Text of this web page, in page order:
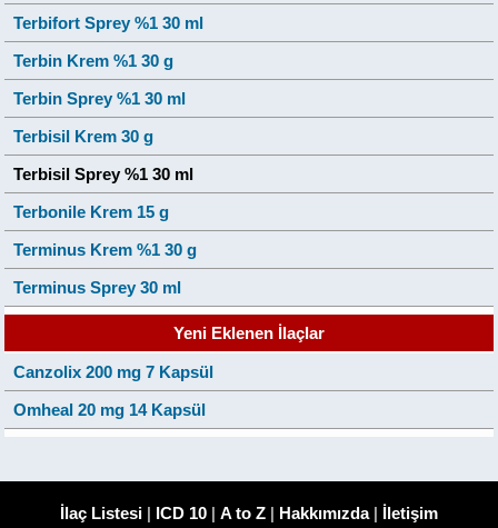
Terbifort Sprey %1 30 ml
Terbin Krem %1 30 g
Terbin Sprey %1 30 ml
Terbisil Krem 30 g
Terbisil Sprey %1 30 ml
Terbonile Krem 15 g
Terminus Krem %1 30 g
Terminus Sprey 30 ml
Yeni Eklenen İlaçlar
Canzolix 200 mg 7 Kapsül
Omheal 20 mg 14 Kapsül
İlaç Listesi | ICD 10 | A to Z | Hakkımızda| İletişim